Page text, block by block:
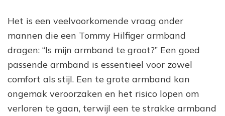
Het is een veelvoorkomende vraag onder
mannen die een Tommy Hilfiger armband
dragen: “Is mijn armband te groot?” Een goed
passende armband is essentieel voor zowel
comfort als stijl. Een te grote armband kan
ongemak veroorzaken en het risico lopen om
verloren te gaan, terwijl een te strakke armband